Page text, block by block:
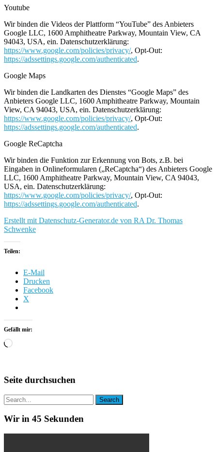
Youtube
Wir binden die Videos der Plattform “YouTube” des Anbieters
Google LLC, 1600 Amphitheatre Parkway, Mountain View, CA
94043, USA, ein. Datenschutzerklärung:
https://www.google.com/policies/privacy/, Opt-Out:
https://adssettings.google.com/authenticated.
Google Maps
Wir binden die Landkarten des Dienstes “Google Maps” des
Anbieters Google LLC, 1600 Amphitheatre Parkway, Mountain
View, CA 94043, USA, ein. Datenschutzerklärung:
https://www.google.com/policies/privacy/, Opt-Out:
https://adssettings.google.com/authenticated.
Google ReCaptcha
Wir binden die Funktion zur Erkennung von Bots, z.B. bei
Eingaben in Onlineformularen („ReCaptcha“) des Anbieters Google
LLC, 1600 Amphitheatre Parkway, Mountain View, CA 94043,
USA, ein. Datenschutzerklärung:
https://www.google.com/policies/privacy/, Opt-Out:
https://adssettings.google.com/authenticated.
Erstellt mit Datenschutz-Generator.de von RA Dr. Thomas
Schwenke
Teilen:
E-Mail
Drucken
Facebook
X
Gefällt mir:
Wird
Seite durchsuchen
Wir in 45 Sekunden